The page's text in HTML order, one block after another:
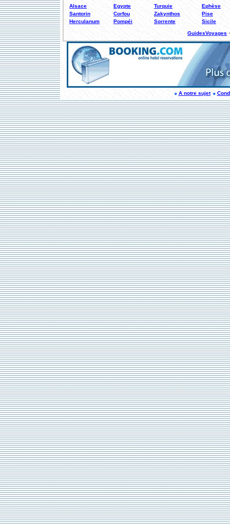
Alsace Egypte Turquie
Ephèse
Santorin
Corfou Zakynthos
Pise
Herculanum
Pompéi Sorrente Sicile
GuidesVoyages
A notre sujet